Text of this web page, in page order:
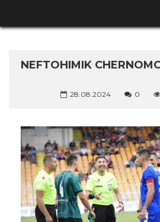
NEFTOHIMIK
28.08.2024 0